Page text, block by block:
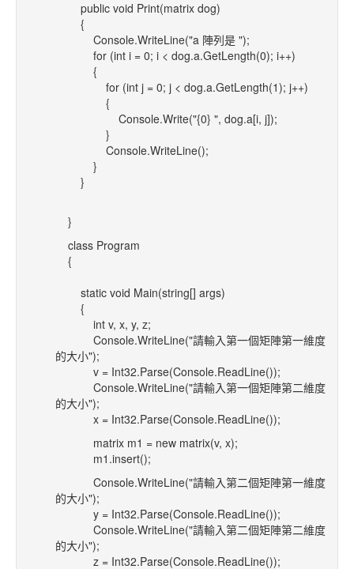
public void Print(matrix dog)
{
Console.WriteLine("a 陣列是 ");
for (int i = 0; i < dog.a.GetLength(0); i++)
{
for (int j = 0; j < dog.a.GetLength(1); j++)
{
Console.Write("{0} ", dog.a[i, j]);
}
Console.WriteLine();
}
}
}
class Program
{
static void Main(string[] args)
{
int v, x, y, z;
Console.WriteLine("請輸入第一個矩陣第一維度
的大小");
v = Int32.Parse(Console.ReadLine());
Console.WriteLine("請輸入第一個矩陣第二維度
的大小");
x = Int32.Parse(Console.ReadLine());
matrix m1 = new matrix(v, x);
m1.insert();
Console.WriteLine("請輸入第二個矩陣第一維度
的大小");
y = Int32.Parse(Console.ReadLine());
Console.WriteLine("請輸入第二個矩陣第二維度
的大小");
z = Int32.Parse(Console.ReadLine());